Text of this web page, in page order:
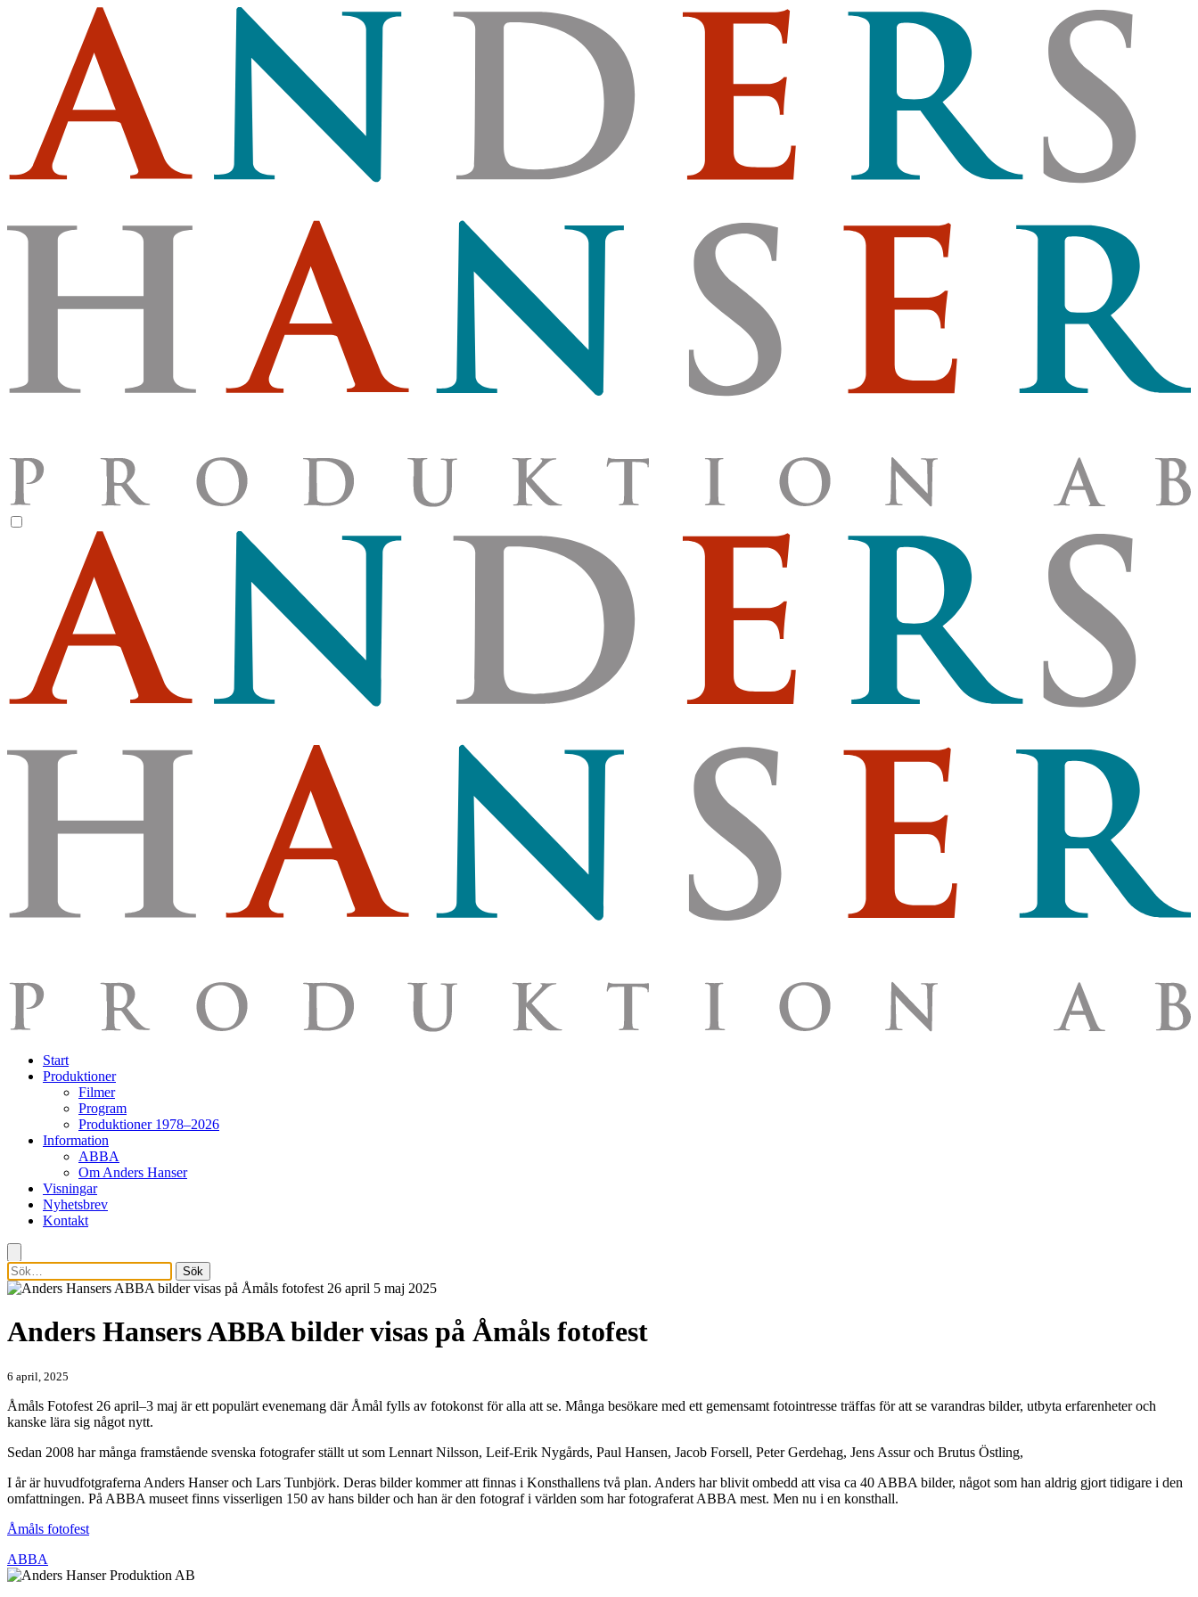
Start
Produktioner
Filmer
Program
Produktioner 1978–2026
Information
ABBA
Om Anders Hanser
Visningar
Nyhetsbrev
Kontakt
Sök
Anders Hansers ABBA bilder visas på Åmåls fotofest
6 april, 2025
Åmåls Fotofest 26 april–3 maj är ett populärt evenemang där Åmål fylls av fotokonst för alla att se. Många besökare med ett gemensamt fotointresse träffas för att se varandras bilder, utbyta erfarenheter och
kanske lära sig något nytt.
Sedan 2008 har många framstående svenska fotografer ställt ut som Lennart Nilsson, Leif-Erik Nygårds, Paul Hansen, Jacob Forsell, Peter Gerdehag, Jens Assur och Brutus Östling,
I år är huvudfotgraferna Anders Hanser och Lars Tunbjörk. Deras bilder kommer att finnas i Konsthallens två plan. Anders har blivit ombedd att visa ca 40 ABBA bilder, något som han aldrig gjort tidigare i den
omfattningen. På ABBA museet finns visserligen 150 av hans bilder och han är den fotograf i världen som har fotograferat ABBA mest. Men nu i en konsthall.
Åmåls fotofest
ABBA